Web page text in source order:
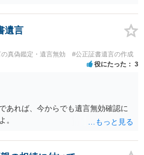
遺言
真偽鑑定・遺言無効 #公正証書遺言の作成
役にたった 3
あれば、今からでも遺言無効確認に
。